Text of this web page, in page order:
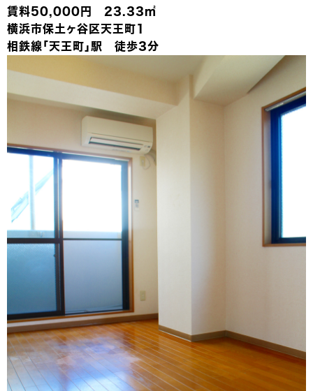
賃料50,000円 23.33㎡
横浜市保土ヶ谷区天王町1
相鉄線「天王町」駅 徒歩3分